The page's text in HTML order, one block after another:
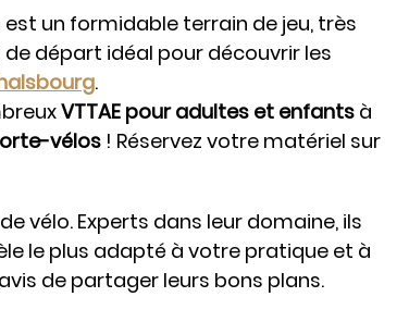
est un formidable terrain de jeu, très
départ idéal pour découvrir les
.
VTTAE pour adultes et enfants à
vélos ! Réservez votre matériel sur
vélo. Experts dans leur domaine, ils
le plus adapté à votre pratique et à
de partager leurs bons plans.